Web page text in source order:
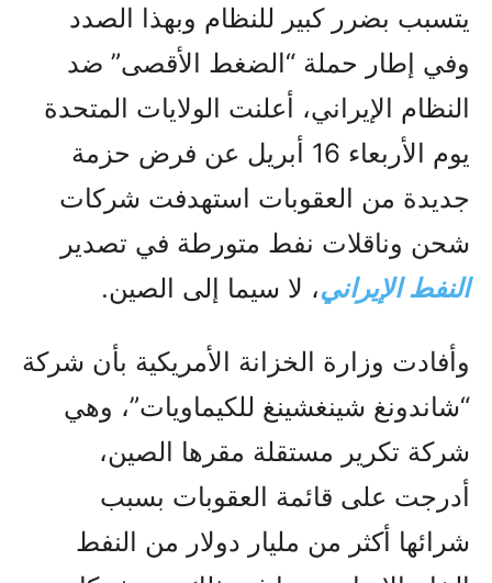
يتسبب بضرر کبير للنظام وبهذا الصدد
وفي إطار حملة “الضغط الأقصى” ضد
النظام الإيراني، أعلنت الولايات المتحدة
يوم الأربعاء 16 أبريل عن فرض حزمة
جديدة من العقوبات استهدفت شركات
شحن وناقلات نفط متورطة في تصدير
النفط الإيراني، لا سيما إلى الصين.
وأفادت وزارة الخزانة الأمريكية بأن شركة
“شاندونغ شينغشينغ للكيماويات”، وهي
شركة تكرير مستقلة مقرها الصين،
أدرجت على قائمة العقوبات بسبب
شرائها أكثر من مليار دولار من النفط